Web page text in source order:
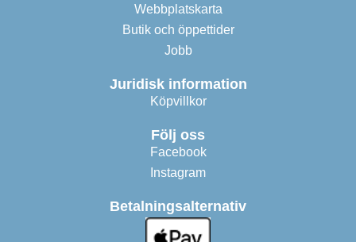
Webbplatskarta
Butik och öppettider
Jobb
Juridisk information
Köpvillkor
Följ oss
Facebook
Instagram
Betalningsalternativ